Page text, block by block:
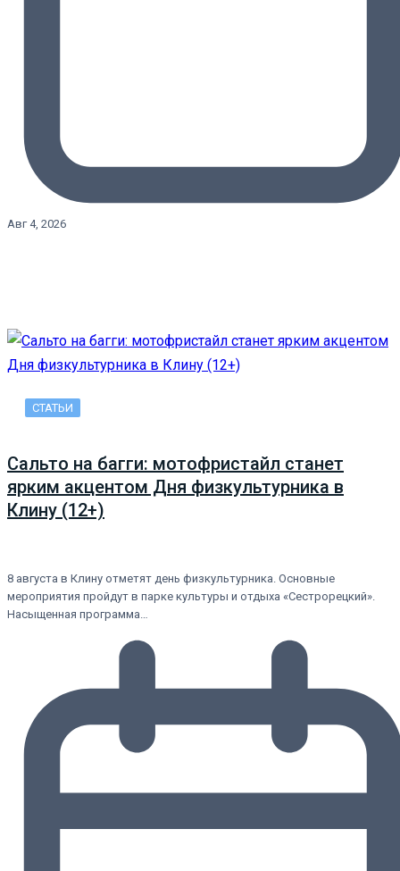
Авг 4, 2026
СТАТЬИ
Сальто на багги: мотофристайл станет
ярким акцентом Дня физкультурника в
Клину (12+)
8 августа в Клину отметят день физкультурника. Основные
мероприятия пройдут в парке культуры и отдыха «Сестрорецкий».
Насыщенная программа…